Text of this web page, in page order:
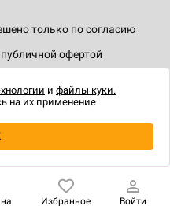
наличии
только по согласию
офертой
Избранное Войти
и файлы куки.
на их применение